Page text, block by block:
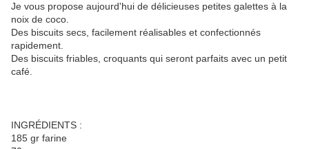
Je vous propose aujourd'hui de délicieuses petites galettes à la
noix de coco.
Des biscuits secs, facilement réalisables et confectionnés
rapidement.
Des biscuits friables, croquants qui seront parfaits avec un petit
café.
INGRÉDIENTS :
185 gr farine